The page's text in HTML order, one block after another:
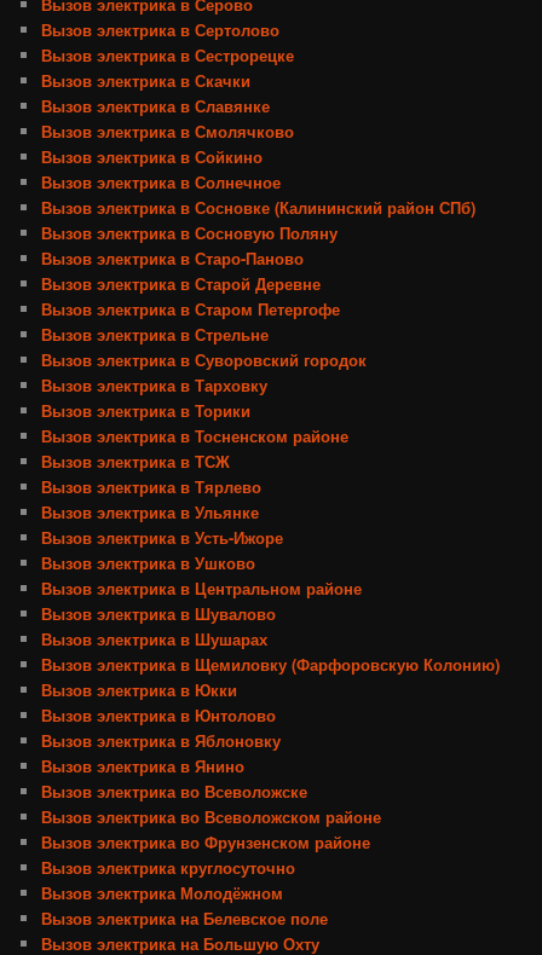
Вызов электрика в Сертолово
Вызов электрика в Сестрорецке
Вызов электрика в Скачки
Вызов электрика в Славянке
Вызов электрика в Смолячково
Вызов электрика в Сойкино
Вызов электрика в Солнечное
Вызов электрика в Сосновке (Калининский район СПб)
Вызов электрика в Сосновую Поляну
Вызов электрика в Старо-Паново
Вызов электрика в Старой Деревне
Вызов электрика в Старом Петергофе
Вызов электрика в Стрельне
Вызов электрика в Суворовский городок
Вызов электрика в Тарховку
Вызов электрика в Торики
Вызов электрика в Тосненском районе
Вызов электрика в ТСЖ
Вызов электрика в Тярлево
Вызов электрика в Ульянке
Вызов электрика в Усть-Ижоре
Вызов электрика в Ушково
Вызов электрика в Центральном районе
Вызов электрика в Шувалово
Вызов электрика в Шушарах
Вызов электрика в Щемиловку (Фарфоровскую Колонию)
Вызов электрика в Юкки
Вызов электрика в Юнтолово
Вызов электрика в Яблоновку
Вызов электрика в Янино
Вызов электрика во Всеволожске
Вызов электрика во Всеволожском районе
Вызов электрика во Фрунзенском районе
Вызов электрика круглосуточно
Вызов электрика Молодёжном
Вызов электрика на Белевское поле
Вызов электрика на Большую Охту